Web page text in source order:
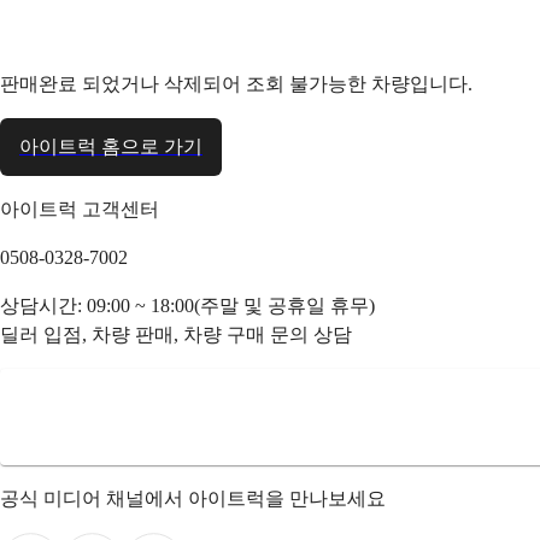
판매완료 되었거나 삭제되어 조회 불가능한 차량입니다.
아이트럭 홈으로 가기
아이트럭 고객센터
0508-0328-7002
상담시간: 09:00 ~ 18:00(주말 및 공휴일 휴무)
딜러 입점, 차량 판매, 차량 구매 문의 상담
공식 미디어 채널에서 아이트럭을 만나보세요